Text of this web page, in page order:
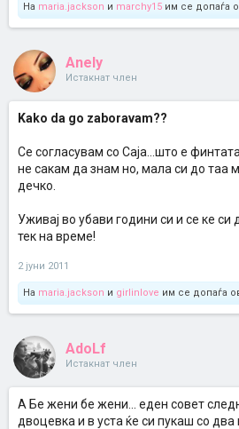
На maria.jackson и marchy15 им се допаѓа
Anely
Истакнат член
Kako da go zaboravam??
Се согласувам со Саја...што е
не сакам да знам но, мала си до таа
дечко.
Уживај во убави години си и се ке си
тек на време!
2 јуни 2011
На maria.jackson и girlinlove им се допаѓа
AdoLf
Истакнат член
A Бе жени бе жени... еден совет
двоцевка и в уста ќе си пукаш со